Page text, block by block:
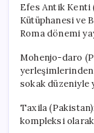
Efes Antik Kenti
Kütüphanesi ve
Roma dönemi
Mohenjo-daro
sokak düzeniyle
Taxila (Pakistan):
kompleksi